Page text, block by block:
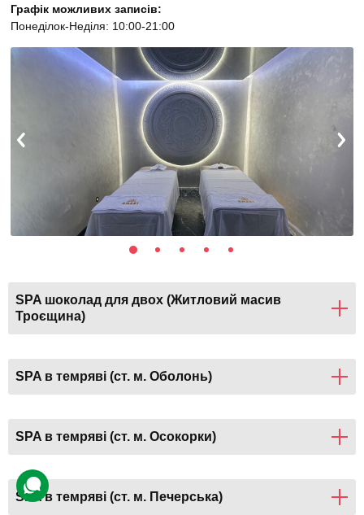
Графік можливих записів:
Понеділок-Неділя: 10:00-21:00
SPA шоколад для двох (Житловий масив
Троєщина)
SPA в темряві (ст. м. Оболонь)
SPA в темряві (ст. м. Осокорки)
SPA в темряві (ст. м. Печерська)